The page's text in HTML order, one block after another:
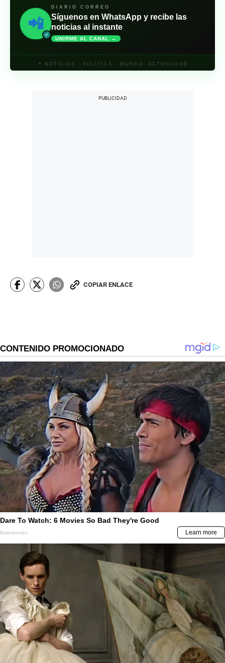
📲
✓
DIARIO CORREO
Síguenos en WhatsApp y recibe las
noticias al instante
UNIRME AL CANAL →
📍 NOTICIAS · POLÍTICA · MUNDO· ACTUALIDAD
COPIAR ENLACE